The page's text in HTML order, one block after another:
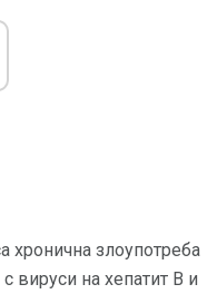
хронична злоупотреба
вируси на хепатит В и